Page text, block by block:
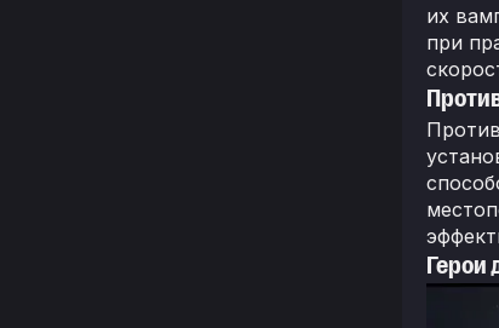
их
при
Герои